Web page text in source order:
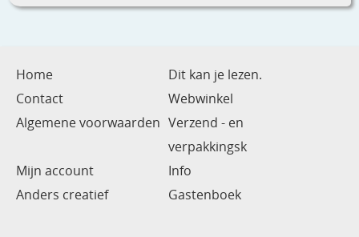
Home
Dit kan je lezen.
Contact
Webwinkel
Algemene voorwaarden Verzend - en
verpakkingsk
Mijn account
Info
Anders creatief
Gastenboek